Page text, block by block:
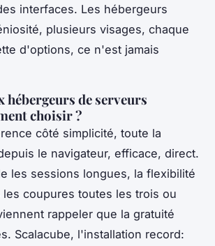
interfaces. Les hébergeurs
plusieurs visages, chaque
d'options, ce n'est jamais
hébergeurs de serveurs
choisir ?
côté simplicité, toute la
le navigateur, efficace, direct.
les sessions longues, la flexibilité
coupures toutes les trois ou
rappeler que la gratuité
Scalacube, l'installation record: